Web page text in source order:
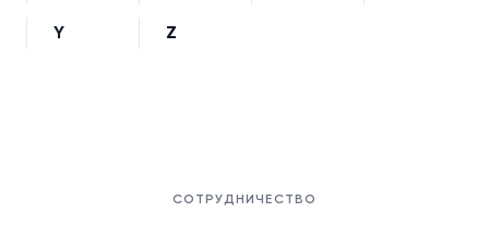
Y Z
СОТРУДНИЧЕСТВО